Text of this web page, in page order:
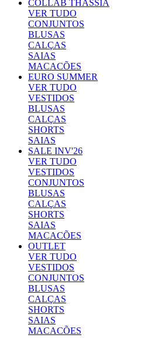
COLLAB THÁSSIA
VER TUDO
CONJUNTOS
BLUSAS
CALÇAS
SAIAS
MACACÕES
EURO SUMMER
VER TUDO
VESTIDOS
BLUSAS
CALÇAS
SHORTS
SAIAS
SALE INV'26
VER TUDO
VESTIDOS
CONJUNTOS
BLUSAS
CALÇAS
SHORTS
SAIAS
MACACÕES
OUTLET
VER TUDO
VESTIDOS
CONJUNTOS
BLUSAS
CALÇAS
SHORTS
SAIAS
MACACÕES